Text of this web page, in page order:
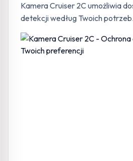
Kamera Cruiser 2C umożliwia
detekcji według Twoich potrzeb.